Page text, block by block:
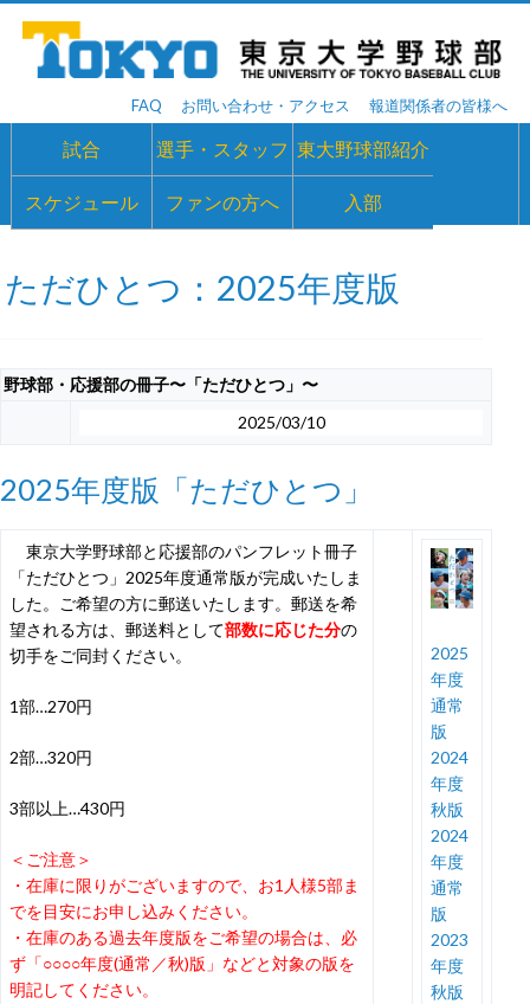
FAQ お問い合わせ・アクセス 報道関係者の皆様へ
試合 選手・スタッフ 東大野球部紹介
スケジュール ファンの方へ 入部
ただひとつ：2025年度版
野球部・応援部の冊子〜「ただひとつ」〜
2025/03/10
2025年度版「ただひとつ」
東京大学野球部と応援部のパンフレット冊子
「ただひとつ」2025年度通常版が完成いたしま
した。ご希望の方に郵送いたします。郵送を希
望される方は、郵送料として部数に応じた分の
切手をご同封ください。
1部…270円
2部…320円
3部以上…430円
＜ご注意＞
・在庫に限りがございますので、お1人様5部ま
でを目安にお申し込みください。
・在庫のある過去年度版をご希望の場合は、必
ず「○○○○年度(通常／秋)版」などと対象の版を
明記してください。
2025
年度
通常
版
2024
年度
秋版
2024
年度
通常
版
2023
年度
秋版